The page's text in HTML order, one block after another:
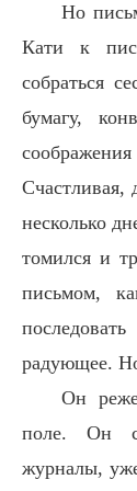
Но
Кати к
собраться
бумагу,
Счастливая,
несколько
томился и
письмом,
радующее.
Он
поле. Он
журналы,